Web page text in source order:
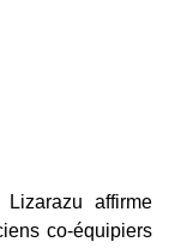
affirme
co-équipiers